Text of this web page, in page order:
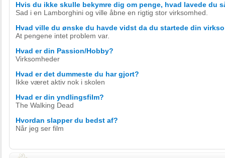
Hvis du ikke skulle bekymre dig om penge, hvad lavede du
Sad i en Lamborghini og ville åbne en rigtig stor virksomhed.
Hvad ville du ønske du havde vidst da du startede din
At pengene intet problem var.
Hvad er din Passion/Hobby?
Virksomheder
Hvad er det dummeste du har gjort?
Ikke været aktiv nok i skolen
Hvad er din yndlingsfilm?
The Walking Dead
Hvordan slapper du bedst af?
Når jeg ser film